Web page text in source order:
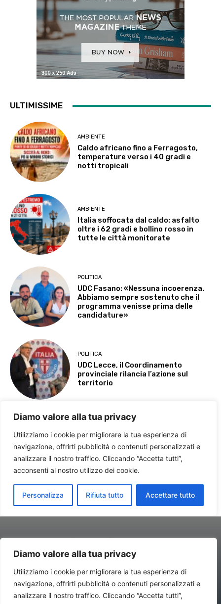
Diamo valore alla tua privacy
Utilizziamo i cookie per migliorare la tua esperienza di
navigazione, offrirti pubblicità o contenuti personalizzati e
analizzare il nostro traffico. Cliccando “Accetta tutti”,
Contatti//Redazione:redazione@newsitalynews.it